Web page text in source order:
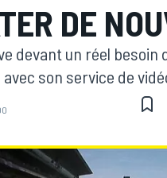
DE
devant un réel besoin
son service de